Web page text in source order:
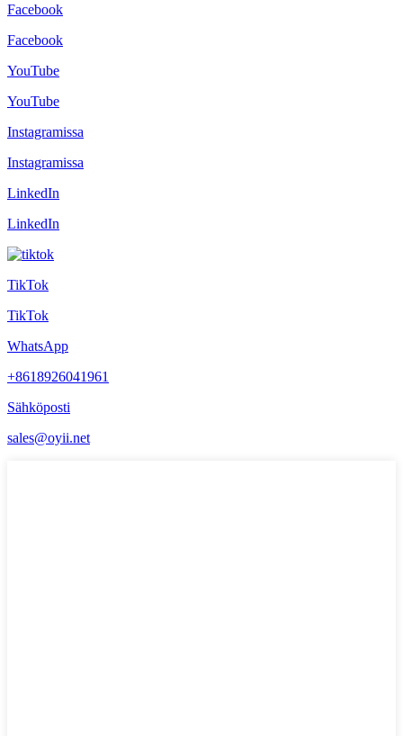
Facebook
Facebook
YouTube
YouTube
Instagramissa
Instagramissa
LinkedIn
LinkedIn
TikTok
TikTok
WhatsApp
+8618926041961
Sähköposti
sales@oyii.net